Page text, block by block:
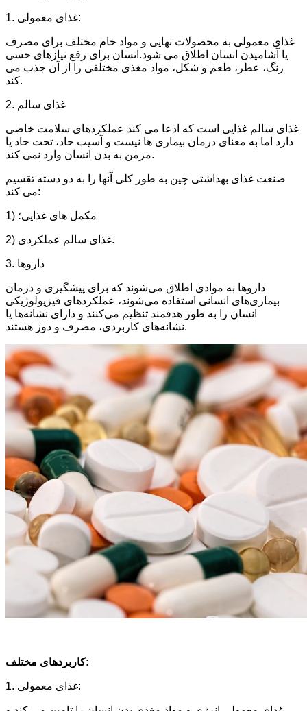
1. غذای معمولی:
غذای معمولی به محصولات نهایی و مواد خام مختلف برای مصرف
یا آشامیدن انسان اطلاق می شود. انسان برای رفع نیازهای حسی
رنگ، عطر، طعم و شکل، مواد مغذی مختلفی را از آن جذب می
کند.
2. غذای سالم
غذای سالم غذایی است که ادعا می کند عملکردهای سلامت خاصی
دارد اما به معنای درمان بیماری ها نیست و آسیب حاد، تحت حاد یا
مزمن به بدن انسان وارد نمی کند.
صنعت غذای بهداشتی چین به طور کلی آنها را به دو دسته تقسیم
می کند:
1) مکمل های غذایی؛
2) غذای سالم عملکردی.
3. داروها
داروها به موادی اطلاق می‌شوند که برای پیشگیری و درمان
بیماری‌های انسانی استفاده می‌شوند، عملکردهای فیزیولوژیکی
انسان را به طور هدفمند تنظیم می‌کنند و دارای نشانه‌ها یا
نشانه‌های کاربردی، مصرف و دوز هستند.
کاربردهای مختلف:
1. غذای معمولی: